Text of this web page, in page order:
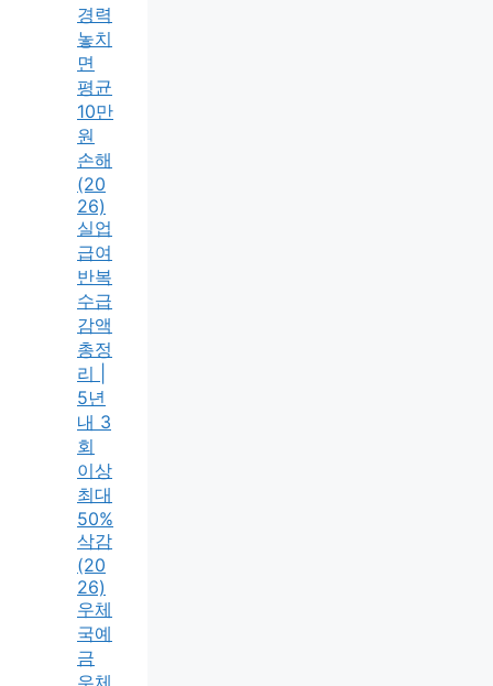
경력
놓치
면
평균
10만
원
손해
(20
26)
실업
급여
반복
수급
감액
총정
리 |
5년
내 3
회
이상
최대
50%
삭감
(20
26)
우체
국예
금